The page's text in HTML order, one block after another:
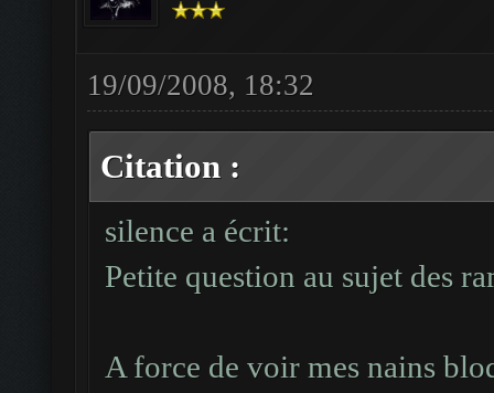
19/09/2008, 18:32
Citation :
silence a écrit:
Petite question au sujet des
A force de voir mes nains